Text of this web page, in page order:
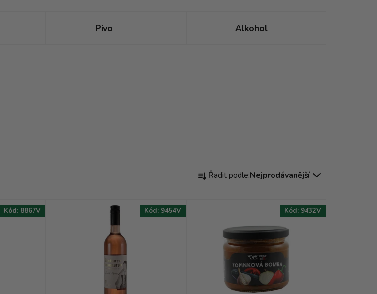
Pivo Alkohol
a Řadit podle:Nejprodávanější
Kód: 8867V Kód: 9454V Kód: 9432V